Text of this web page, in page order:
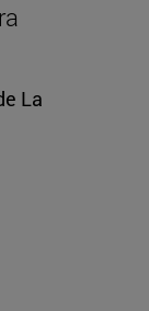
La